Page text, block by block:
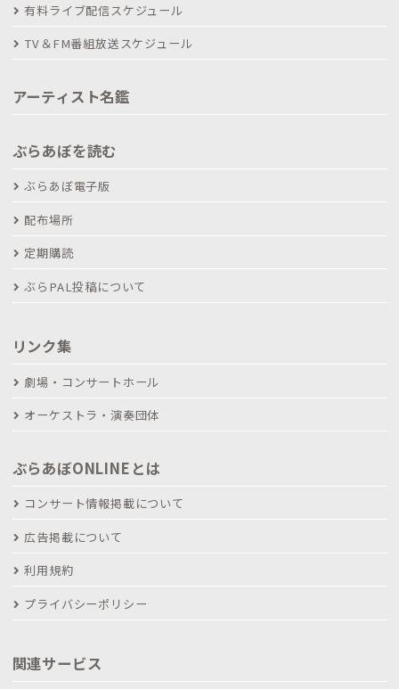
有料ライブ配信スケジュール
TV＆FM番組放送スケジュール
アーティスト名鑑
ぶらあぼを読む
ぶらあぼ電子版
配布場所
定期購読
ぶらPAL投稿について
リンク集
劇場・コンサートホール
オーケストラ・演奏団体
ぶらあぼONLINEとは
コンサート情報掲載について
広告掲載について
利用規約
プライバシーポリシー
関連サービス